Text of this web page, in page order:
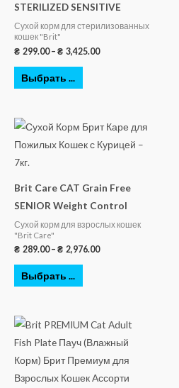
STERILIZED SENSITIVE
Сухой корм для стерилизованных
кошек "Brit"
₴ 299.00– ₴ 3,425.00
Выбрать ...
Brit Care CAT Grain Free
SENIOR Weight Control
Сухой корм для взрослых кошек
"Brit Care"
₴ 289.00– ₴ 2,976.00
Выбрать ...